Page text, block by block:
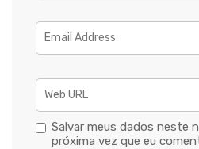
Salvar meus dados neste
próxima vez que eu